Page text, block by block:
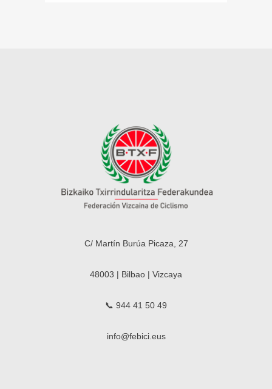
C/ Martín Burúa Picaza, 27
48003 | Bilbao | Vizcaya
📞 944 41 50 49
info@febici.eus